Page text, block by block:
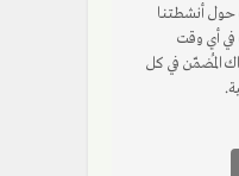
حول أنشطتنا
في أي وقت
المُضمّن في كل